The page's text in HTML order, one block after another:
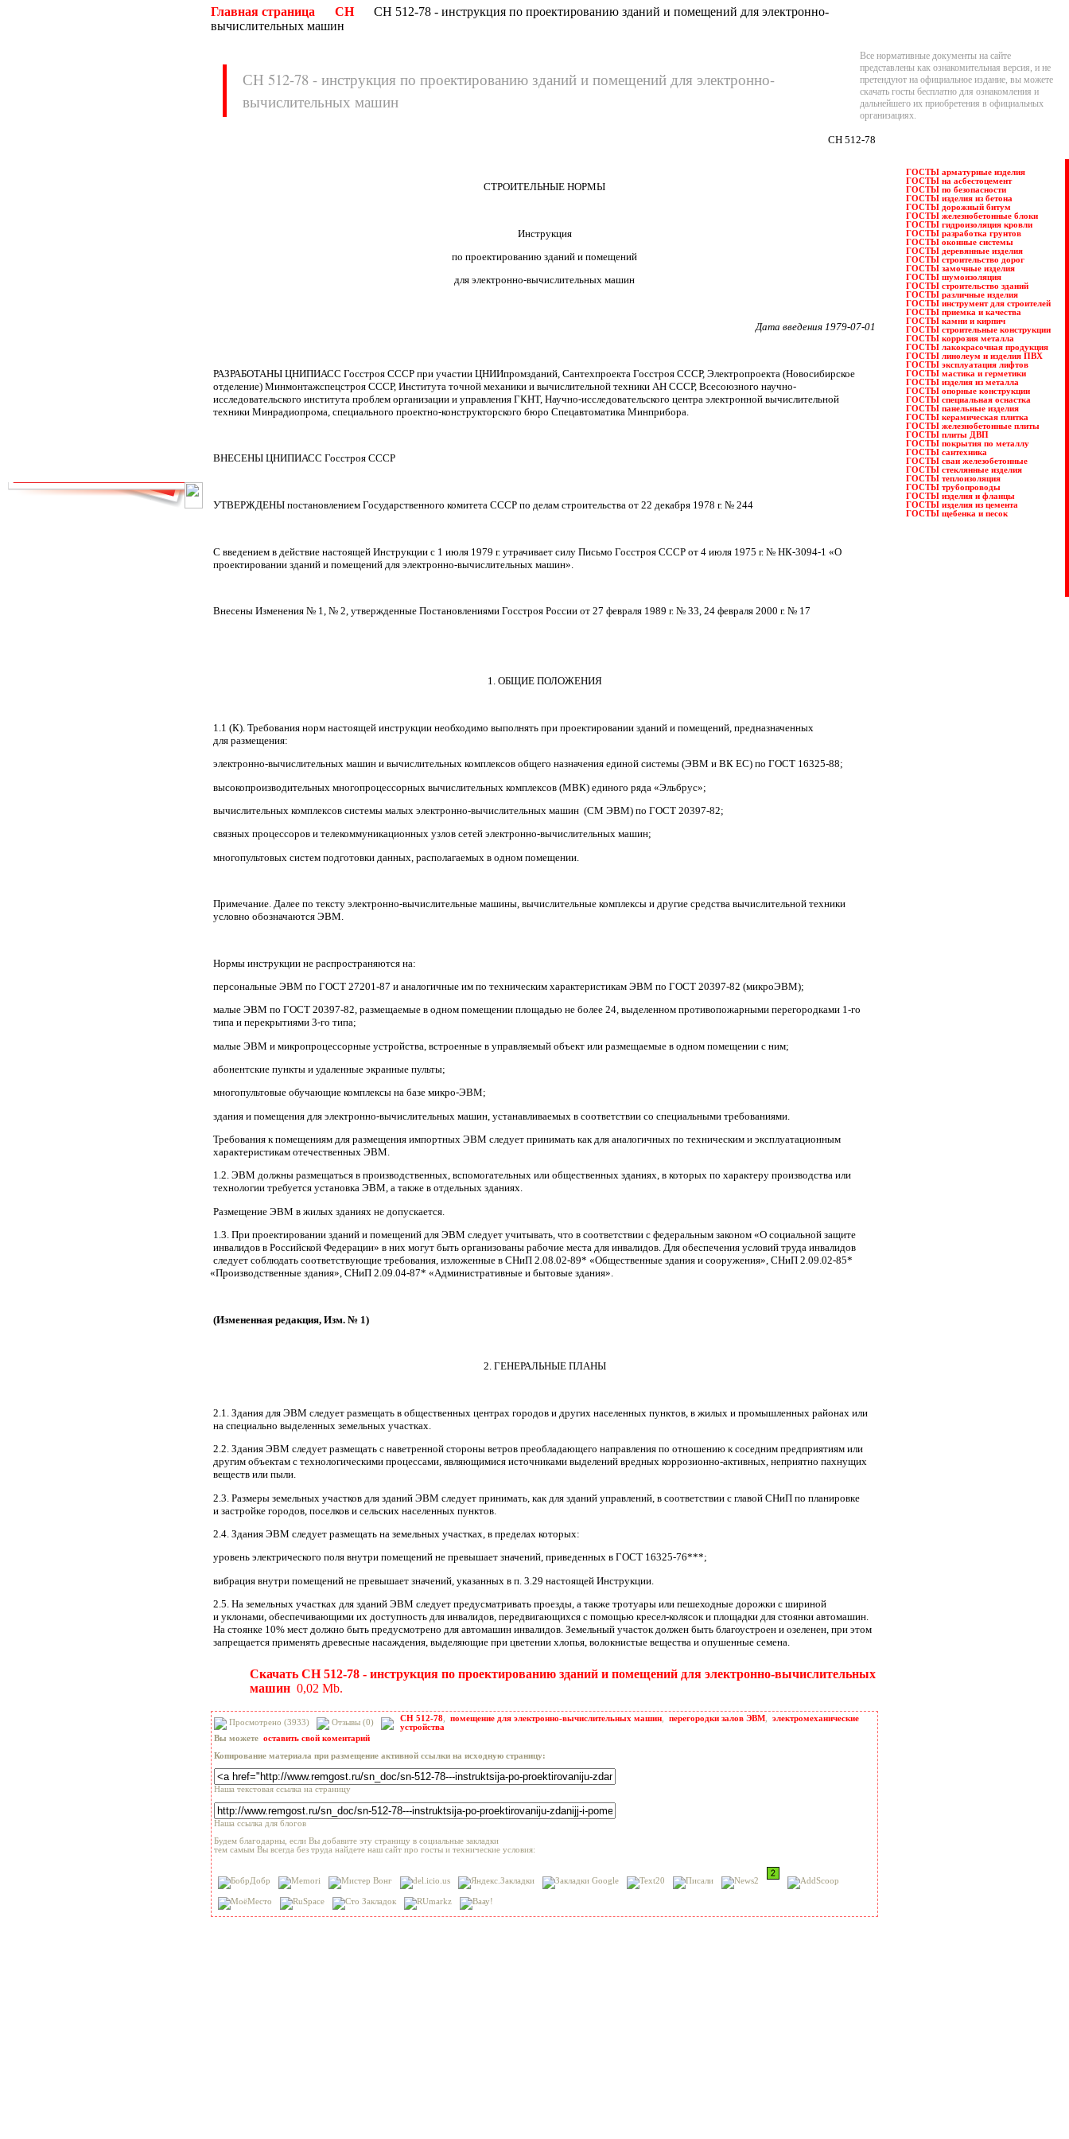
Все нормативные документы на сайте
представлены как ознакомительная версия, и не
претендуют на официальное издание, вы можете
скачать госты бесплатно для ознакомления и
дальнейшего их приобретения в официальных
организациях.
ГОСТЫ арматурные изделия
ГОСТЫ на асбестоцемент
ГОСТЫ по безопасности
ГОСТЫ изделия из бетона
ГОСТЫ дорожный битум
ГОСТЫ железнобетонные блоки
ГОСТЫ гидроизоляция кровли
ГОСТЫ разработка грунтов
ГОСТЫ оконные системы
ГОСТЫ деревянные изделия
ГОСТЫ строительство дорог
ГОСТЫ замочные изделия
ГОСТЫ шумоизоляция
ГОСТЫ строительство зданий
ГОСТЫ различные изделия
ГОСТЫ инструмент для строителей
ГОСТЫ приемка и качества
ГОСТЫ камни и кирпич
ГОСТЫ строительные конструкции
ГОСТЫ коррозия металла
ГОСТЫ лакокрасочная продукция
ГОСТЫ линолеум и изделия ПВХ
ГОСТЫ эксплуатация лифтов
ГОСТЫ мастика и герметики
ГОСТЫ изделия из металла
ГОСТЫ опорные конструкции
ГОСТЫ специальная оснастка
ГОСТЫ панельные изделия
ГОСТЫ керамическая плитка
ГОСТЫ железнобетонные плиты
ГОСТЫ плиты ДВП
ГОСТЫ покрытия по металлу
ГОСТЫ сантехника
ГОСТЫ сваи железобетонные
ГОСТЫ стеклянные изделия
ГОСТЫ теплоизоляция
ГОСТЫ трубопроводы
ГОСТЫ изделия и фланцы
ГОСТЫ изделия из цемента
ГОСТЫ щебенка и песок
Главная страница СН
СН 512-78 - инструкция по проектированию зданий и помещений для электронно-
вычислительных машин
СН 512-78 - инструкция по проектированию зданий и помещений для электронно-
вычислительных машин
СН 512-78
СТРОИТЕЛЬНЫЕ НОРМЫ
Инструкция
по проектированию зданий и помещений
для электронно-вычислительных машин
Дата введения 1979-07-01
РАЗРАБОТАНЫ ЦНИПИАСС Госстроя СССР при участии ЦНИИпромзданий, Сантехпроекта Госстроя СССР, Электропроекта (Новосибирское
отделение) Минмонтажспецстроя СССР, Института точной механики и вычислительной техники АН СССР, Всесоюзного научно-
исследовательского института проблем организации и управления ГКНТ, Научно-исследовательского центра электронной вычислительной
техники Минрадиопрома, специального проектно-конструкторского бюро Спецавтоматика Минприбора.
ВНЕСЕНЫ ЦНИПИАСС Госстроя СССР
УТВЕРЖДЕНЫ постановлением Государственного комитета СССР по делам строительства от 22 декабря 1978 г. № 244
С введением в действие настоящей Инструкции с 1 июля 1979 г. утрачивает силу Письмо Госстроя СССР от 4 июля 1975 г. № НК-3094-1 «О
проектировании зданий и помещений для электронно-вычислительных машин».
Внесены Изменения № 1, № 2, утвержденные Постановлениями Госстроя России от 27 февраля 1989 г. № 33, 24 февраля 2000 г. № 17
1. ОБЩИЕ ПОЛОЖЕНИЯ
1.1 (К). Требования норм настоящей инструкции необходимо выполнять при проектировании зданий и помещений, предназначенных
для размещения:
электронно-вычислительных машин и вычислительных комплексов общего назначения единой системы (ЭВМ и ВК ЕС) по ГОСТ 16325-88;
высокопроизводительных многопроцессорных вычислительных комплексов (МВК) единого ряда «Эльбрус»;
вычислительных комплексов системы малых электронно-вычислительных машин (СМ ЭВМ) по ГОСТ 20397-82;
связных процессоров и телекоммуникационных узлов сетей электронно-вычислительных машин;
многопультовых систем подготовки данных, располагаемых в одном помещении.
Примечание. Далее по тексту электронно-вычислительные машины, вычислительные комплексы и другие средства вычислительной техники
условно обозначаются ЭВМ.
Нормы инструкции не распространяются на:
персональные ЭВМ по ГОСТ 27201-87 и аналогичные им по техническим характеристикам ЭВМ по ГОСТ 20397-82 (микроЭВМ);
малые ЭВМ по ГОСТ 20397-82, размещаемые в одном помещении площадью не более 24, выделенном противопожарными перегородками 1-го
типа и перекрытиями 3-го типа;
малые ЭВМ и микропроцессорные устройства, встроенные в управляемый объект или размещаемые в одном помещении с ним;
абонентские пункты и удаленные экранные пульты;
многопультовые обучающие комплексы на базе микро-ЭВМ;
здания и помещения для электронно-вычислительных машин, устанавливаемых в соответствии со специальными требованиями.
Требования к помещениям для размещения импортных ЭВМ следует принимать как для аналогичных по техническим и эксплуатационным
характеристикам отечественных ЭВМ.
1.2. ЭВМ должны размещаться в производственных, вспомогательных или общественных зданиях, в которых по характеру производства или
технологии требуется установка ЭВМ, а также в отдельных зданиях.
Размещение ЭВМ в жилых зданиях не допускается.
1.3. При проектировании зданий и помещений для ЭВМ следует учитывать, что в соответствии с федеральным законом «О социальной защите
инвалидов в Российской Федерации» в них могут быть организованы рабочие места для инвалидов. Для обеспечения условий труда инвалидов
следует соблюдать соответствующие требования, изложенные в СНиП 2.08.02-89* «Общественные здания и сооружения», СНиП 2.09.02-85*
«Производственные здания», СНиП 2.09.04-87* «Административные и бытовые здания».
(Измененная редакция, Изм. № 1)
2. ГЕНЕРАЛЬНЫЕ ПЛАНЫ
2.1. Здания для ЭВМ следует размещать в общественных центрах городов и других населенных пунктов, в жилых и промышленных районах или
на специально выделенных земельных участках.
2.2. Здания ЭВМ следует размещать с наветренной стороны ветров преобладающего направления по отношению к соседним предприятиям или
другим объектам с технологическими процессами, являющимися источниками выделений вредных коррозионно-активных, неприятно пахнущих
веществ или пыли.
2.3. Размеры земельных участков для зданий ЭВМ следует принимать, как для зданий управлений, в соответствии с главой СНиП по планировке
и застройке городов, поселков и сельских населенных пунктов.
2.4. Здания ЭВМ следует размещать на земельных участках, в пределах которых:
уровень электрического поля внутри помещений не превышает значений, приведенных в ГОСТ 16325-76***;
вибрация внутри помещений не превышает значений, указанных в п. 3.29 настоящей Инструкции.
2.5. На земельных участках для зданий ЭВМ следует предусматривать проезды, а также тротуары или пешеходные дорожки с шириной
и уклонами, обеспечивающими их доступность для инвалидов, передвигающихся с помощью кресел-колясок и площадки для стоянки автомашин.
На стоянке 10% мест должно быть предусмотрено для автомашин инвалидов. Земельный участок должен быть благоустроен и озеленен, при этом
запрещается применять древесные насаждения, выделяющие при цветении хлопья, волокнистые вещества и опушенные семена.
Скачать СН 512-78 - инструкция по проектированию зданий и помещений для электронно-вычислительных
машин 0,02 Mb.
Просмотрено (3933) Отзывы (0) СН 512-78 помещение для электронно-вычислительных машин перегородки залов ЭВМ
электромеханические
устройства
Вы можете оставить свой коментарий
Копирование материала при размещение активной ссылки на исходную страницу:
Наша текстовая ссылка на страницу
Наша ссылка для блогов
Будем благодарны, если Вы добавите эту страницу в социальные закладки
тем самым Вы всегда без труда найдете наш сайт про госты и технические условия: